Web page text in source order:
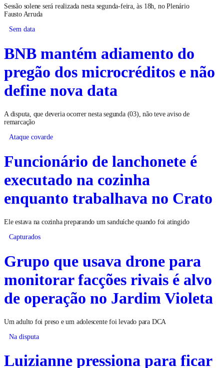
Sessão solene será realizada nesta segunda-feira, às 18h, no Plenário
Fausto Arruda
Sem data
BNB mantém adiamento do
pregão dos microcréditos e não
define nova data
A disputa, que deveria ocorrer nesta segunda (03), não teve aviso de
remarcação
Ataque covarde
Funcionário de lanchonete é
executado na cozinha
enquanto trabalhava no Crato
Ele estava na cozinha preparando um sanduíche quando foi atingido
Capturados
Grupo que usava drone para
monitorar facções rivais é alvo
de operação no Jardim Violeta
Um adulto foi preso e um adolescente foi levado para DCA
Na disputa
Luizianne pressiona para ficar